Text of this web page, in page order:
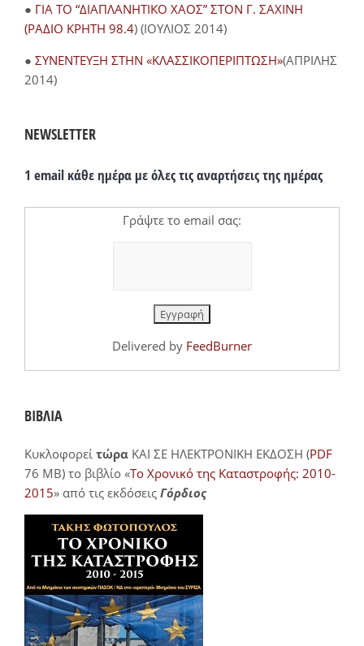
● ΓΙΑ ΤΟ “ΔΙΑΠΛΑΝΗΤΙΚΟ ΧΑΟΣ” ΣΤΟΝ Γ. ΣΑΧΙΝΗ
(ΡΑΔΙΟ ΚΡΗΤΗ 98.4) (ΙΟΥΛΙΟΣ 2014)
● ΣΥΝΕΝΤΕΥΞΗ ΣΤΗΝ «ΚΛΑΣΣΙΚΟΠΕΡΙΠΤΩΣΗ»(ΑΠΡΙΛΗΣ
2014)
NEWSLETTER
1 email κάθε ημέρα με όλες τις αναρτήσεις της ημέρας
Γράψτε το email σας:
Delivered by FeedBurner
ΒΙΒΛΙΑ
Κυκλοφορεί τώρα ΚΑΙ ΣΕ ΗΛΕΚΤΡΟΝΙΚΗ ΕΚΔΟΣΗ (PDF
76 MB) το βιβλίο «Το Χρονικό της Καταστροφής: 2010-
2015» από τις εκδόσεις Γόρδιος